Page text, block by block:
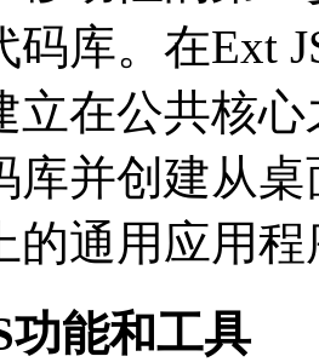
库。在Ext
立在公共核
库并创建从
的通用应用程
功能和工具